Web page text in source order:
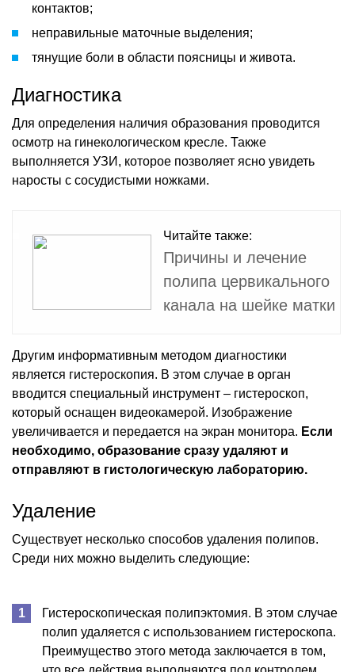
контактов;
неправильные маточные выделения;
тянущие боли в области поясницы и живота.
Диагностика
Для определения наличия образования проводится
осмотр на гинекологическом кресле. Также
выполняется УЗИ, которое позволяет ясно увидеть
наросты с сосудистыми ножками.
Читайте также:
Причины и лечение
полипа цервикального
канала на шейке матки
Другим информативным методом диагностики
является гистероскопия. В этом случае в орган
вводится специальный инструмент – гистероскоп,
который оснащен видеокамерой. Изображение
увеличивается и передается на экран монитора. Если
необходимо, образование сразу удаляют и
отправляют в гистологическую лабораторию.
Удаление
Существует несколько способов удаления полипов.
Среди них можно выделить следующие:
Гистероскопическая полипэктомия. В этом случае
полип удаляется с использованием гистероскопа.
Преимущество этого метода заключается в том,